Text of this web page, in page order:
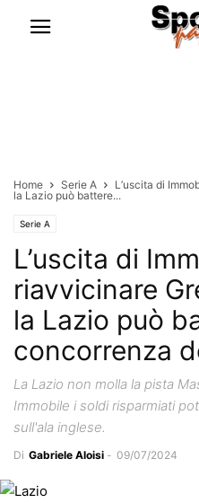
Home Serie A
L’uscita di
la Lazio può battere...
Serie A
L’uscita di
riavvicinare
la Lazio può
concorrenza
La Lazio non molla la pista
Immobile i soldi risparmiati
sull'ala inglese.
Di Gabriele Aloisi - 09/07/2024